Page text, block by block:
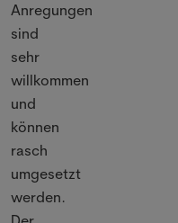
Anregungen
sind
sehr
willkommen
und
können
rasch
umgesetzt
werden.